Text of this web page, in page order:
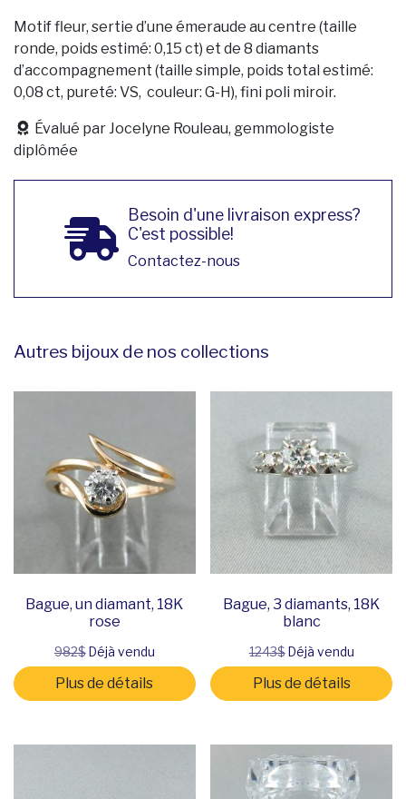
Motif fleur, sertie d’une émeraude au centre (taille
ronde, poids estimé: 0,15 ct) et de 8 diamants
d’accompagnement (taille simple, poids total estimé:
0,08 ct, pureté: VS, couleur: G-H), fini poli miroir.
Évalué par Jocelyne Rouleau, gemmologiste
diplômée
Besoin d'une livraison express?
C'est possible!
Contactez-nous
Autres bijoux de nos collections
Bague, un diamant, 18K
rose
982$Déjà vendu
Plus de détails
Bague, 3 diamants, 18K
blanc
1243$Déjà vendu
Plus de détails